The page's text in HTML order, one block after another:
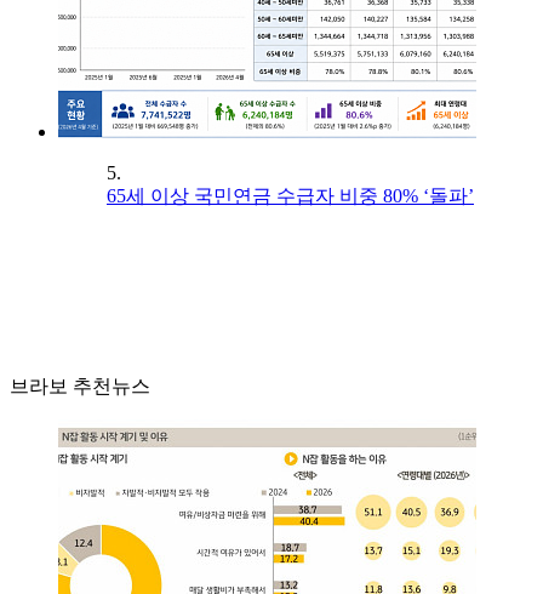
5.
65세 이상 국민연금 수급자 비중 80% ‘돌파’
브라보 추천뉴스